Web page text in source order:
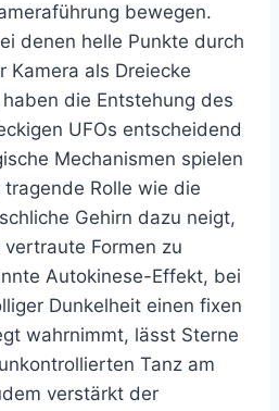
bewegen.
denen helle Punkte durch
Kamera als Dreiecke
die Entstehung des
UFOs entscheidend
Mechanismen spielen
Rolle wie die
Gehirn dazu neigt,
Formen zu
Autokinese-Effekt, bei
Dunkelheit einen fixen
wahrnimmt, lässt Sterne
Tanz am
verstärkt der